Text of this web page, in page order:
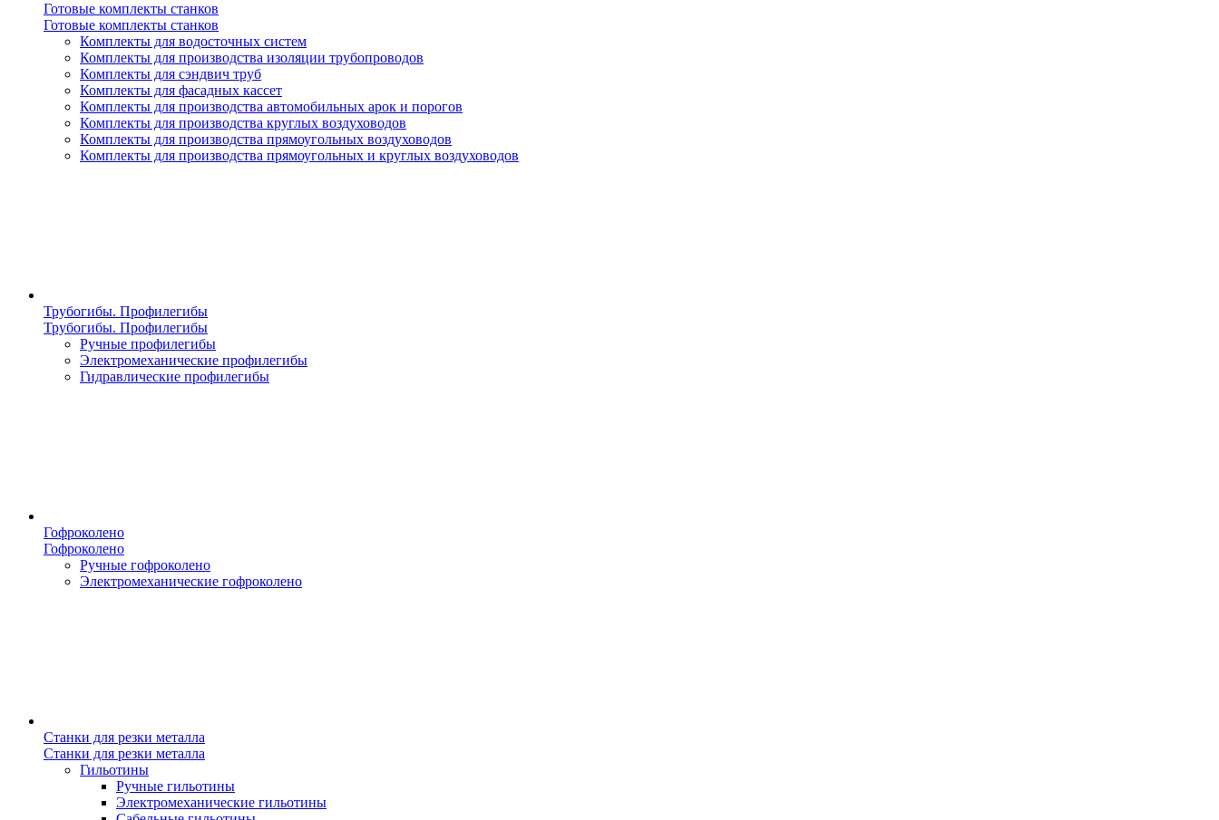
Готовые комплекты станков
Готовые комплекты станков
Комплекты для водосточных систем
Комплекты для производства изоляции трубопроводов
Комплекты для сэндвич труб
Комплекты для фасадных кассет
Комплекты для производства автомобильных арок и порогов
Комплекты для производства круглых воздуховодов
Комплекты для производства прямоугольных воздуховодов
Комплекты для производства прямоугольных и круглых воздуховодов
Трубогибы. Профилегибы
Трубогибы. Профилегибы
Ручные профилегибы
Электромеханические профилегибы
Гидравлические профилегибы
Гофроколено
Гофроколено
Ручные гофроколено
Электромеханические гофроколено
Станки для резки металла
Станки для резки металла
Гильотины
Ручные гильотины
Электромеханические гильотины